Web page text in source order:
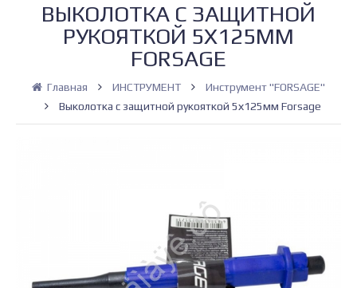
ВЫКОЛОТКА C ЗАЩИТНОЙ
РУКОЯТКОЙ 5Х125ММ
FORSAGE
Главная ИНСТРУМЕНТ
Инструмент "FORSAGE"
Выколотка c защитной рукояткой 5х125мм Forsage